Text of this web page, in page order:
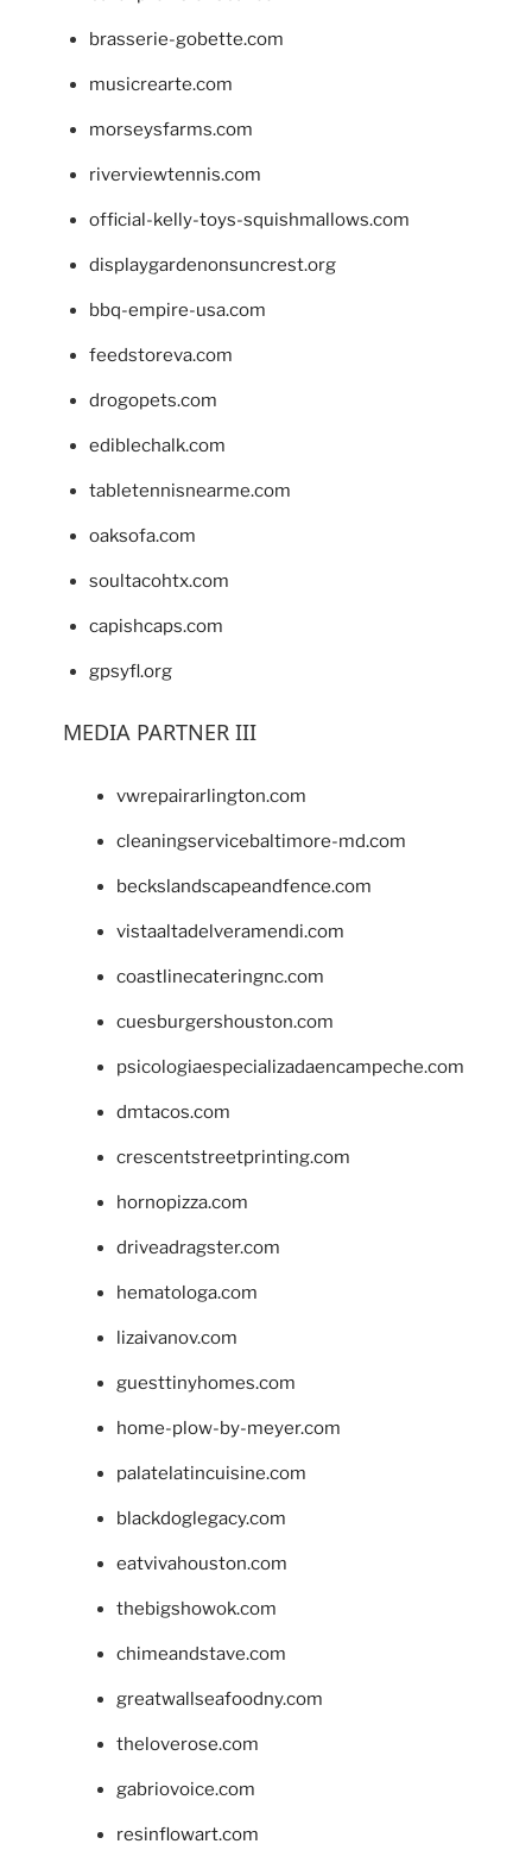
brasserie-gobette.com
musicrearte.com
morseysfarms.com
riverviewtennis.com
official-kelly-toys-squishmallows.com
displaygardenonsuncrest.org
bbq-empire-usa.com
feedstoreva.com
drogopets.com
ediblechalk.com
tabletennisnearme.com
oaksofa.com
soultacohtx.com
capishcaps.com
gpsyfl.org
MEDIA PARTNER III
vwrepairarlington.com
cleaningservicebaltimore-md.com
beckslandscapeandfence.com
vistaaltadelveramendi.com
coastlinecateringnc.com
cuesburgershouston.com
psicologiaespecializadaencampeche.com
dmtacos.com
crescentstreetprinting.com
hornopizza.com
driveadragster.com
hematologa.com
lizaivanov.com
guesttinyhomes.com
home-plow-by-meyer.com
palatelatincuisine.com
blackdoglegacy.com
eatvivahouston.com
thebigshowok.com
chimeandstave.com
greatwallseafoodny.com
theloverose.com
gabriovoice.com
resinflowart.com